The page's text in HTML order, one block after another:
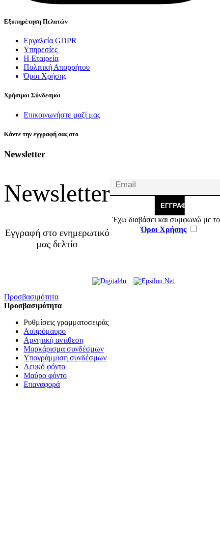
Εξυπηρέτηση Πελατών
Εργαλεία GDPR
Υπηρεσίες
Η Εταιρεία
Πολιτική Απορρήτου
Όροι Χρήσης
Χρήσιμοι Σύνδεσμοι
Επικοινωνήστε μαζί μας
Κάντε την εγγραφή σας στο
Newsletter
Newsletter
Εγγραφή στο ενημερωτικό
μας δελτίο
ΕΓΓΡΑΦΉ
Έχω διαβάσει και συμφωνώ με
Όροι Χρήσης
Προσβασιμότητα
Προσβασιμότητα
Ρυθμίσεις γραμματοσειράς
Ασπρόμαυρο
Αρνητική αντίθεση
Μαρκάρισμα συνδέσμων
Υπογράμμιση συνδέσμων
Λευκό φόντο
Μαύρο φόντο
Επαναφορά